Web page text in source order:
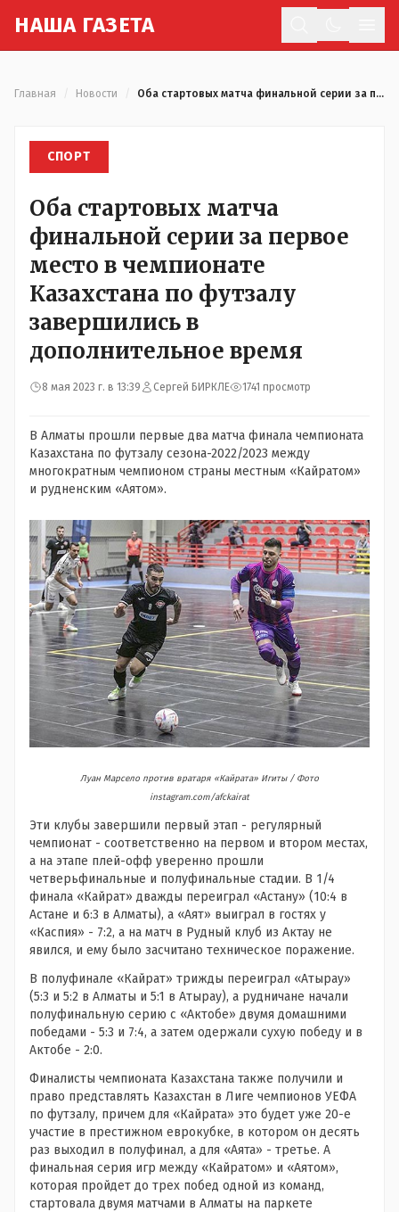
НАША ГАЗЕТА
Главная Новости Оба стартовых матча финальной серии за первое место в чемпионате Казахстана по футзалу завершились в дополнительное время
СПОРТ
Оба стартовых матча
финальной серии за первое
место в чемпионате
Казахстана по футзалу
завершились в
дополнительное время
8 мая 2023 г. в 13:39 Сергей БИРКЛЕ 1741 просмотр
В Алматы прошли первые два матча финала чемпионата
Казахстана по футзалу сезона-2022/2023 между
многократным чемпионом страны местным «Кайратом»
и рудненским «Аятом».
Луан Марсело против вратаря «Кайрата» Игиты / Фото
instagram.com/afckairat
Эти клубы завершили первый этап - регулярный
чемпионат - соответственно на первом и втором местах,
а на этапе плей-офф уверенно прошли
четверьфинальные и полуфинальные стадии. В 1/4
финала «Кайрат» дважды переиграл «Астану» (10:4 в
Астане и 6:3 в Алматы), а «Аят» выиграл в гостях у
«Каспия» - 7:2, а на матч в Рудный клуб из Актау не
явился, и ему было засчитано техническое поражение.
В полуфинале «Кайрат» трижды переиграл «Атырау»
(5:3 и 5:2 в Алматы и 5:1 в Атырау), а рудничане начали
полуфинальную серию с «Актобе» двумя домашними
победами - 5:3 и 7:4, а затем одержали сухую победу и в
Актобе - 2:0.
Финалисты чемпионата Казахстана также получили и
право представлять Казахстан в Лиге чемпионов УЕФА
по футзалу, причем для «Кайрата» это будет уже 20-е
участие в престижном еврокубке, в котором он десять
раз выходил в полуфинал, а для «Аята» - третье. А
финальная серия игр между «Кайратом» и «Аятом»,
которая пройдет до трех побед одной из команд,
стартовала двумя матчами в Алматы на паркете